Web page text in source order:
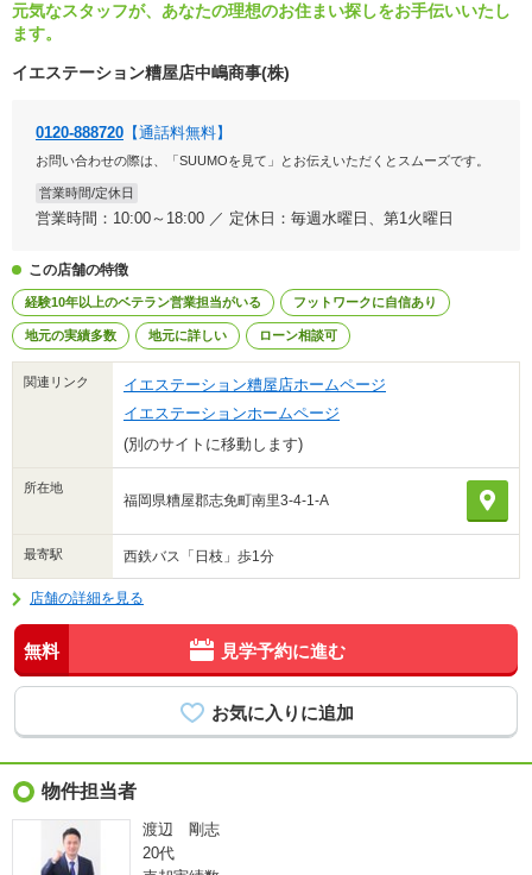
元気なスタッフが、あなたの理想のお住まい探しをお手伝いいたし
ます。
イエステーション糟屋店中嶋商事(株)
0120-888720 【通話料無料】
お問い合わせの際は、「SUUMOを見て」とお伝えいただくとスムーズです。
営業時間/定休日
営業時間：10:00～18:00 ／ 定休日：毎週水曜日、第1火曜日
この店舗の特徴
経験10年以上のベテラン営業担当がいる フットワークに自信あり
地元の実績多数 地元に詳しい ローン相談可
関連リンク
イエステーション糟屋店ホームページ
イエステーションホームページ
(別のサイトに移動します)
所在地
福岡県糟屋郡志免町南里3-4-1-A
最寄駅 西鉄バス「日枝」歩1分
店舗の詳細を見る
無料 見学予約に進む
物件担当者
渡辺 剛志
20代